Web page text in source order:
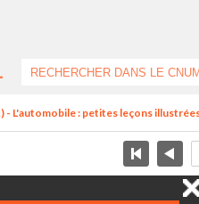
- L'automobile : petites leçons